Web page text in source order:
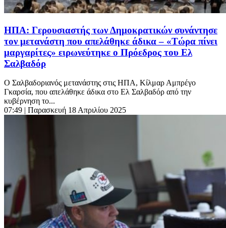
ΗΠΑ: Γερουσιαστής των Δημοκρατικών συνάντησε
τον μετανάστη που απελάθηκε άδικα – «Τώρα πίνει
μαργαρίτες» ειρωνεύτηκε ο Πρόεδρος του Ελ
Σαλβαδόρ
Ο Σαλβαδοριανός μετανάστης στις ΗΠΑ, Κίλμαρ Αμπρέγο
Γκαρσία, που απελάθηκε άδικα στο Ελ Σαλβαδόρ από την
κυβέρνηση το...
07:49 | Παρασκευή 18 Απριλίου 2025